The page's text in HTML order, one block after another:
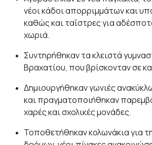
νέοι κάδοι απορριμμάτων και
καθώς και ταΐστρες για
χωριά.
Συντηρήθηκαν τα κλειστά
Βραχατίου, που βρίσκονταν σε
Δημιουργήθηκαν γωνιές
και πραγματοποιήθηκαν
χαρές και σχολικές μονάδες.
Τοποθετήθηκαν κολωνάκια για